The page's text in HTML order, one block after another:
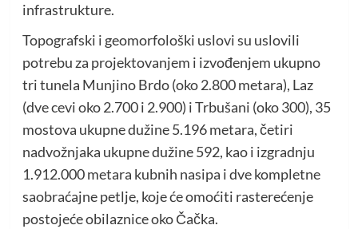
infrastrukture.
Topografski i geomorfološki uslovi su uslovili
potrebu za projektovanjem i izvođenjem ukupno
tri tunela Munjino Brdo (oko 2.800 metara), Laz
(dve cevi oko 2.700 i 2.900) i Trbušani (oko 300), 35
mostova ukupne dužine 5.196 metara, četiri
nadvožnjaka ukupne dužine 592, kao i izgradnju
1.912.000 metara kubnih nasipa i dve kompletne
saobraćajne petlje, koje će omoćiti rasterećenje
postojeće obilaznice oko Čačka.